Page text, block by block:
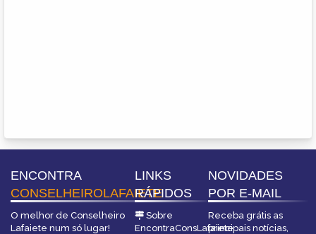
ENCONTRA
CONSELHEIROLAFAIETE
O melhor de Conselheiro
Lafaiete num só lugar!
LINKS
RÁPIDOS
Sobre
EncontraConsLafaiete
NOVIDADES
POR E-MAIL
Receba grátis as
principais notícias,